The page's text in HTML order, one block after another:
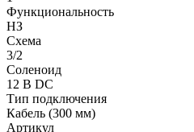
Функциональность
НЗ
Схема
3/2
Соленоид
12 В DC
Тип подключения
Кабель (300 мм)
Артикул